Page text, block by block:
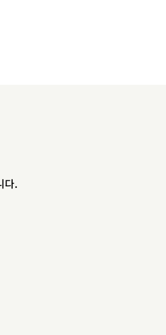
가치를 찾도록 도와주는
츠를 뉴스레터로 만나보세
다.